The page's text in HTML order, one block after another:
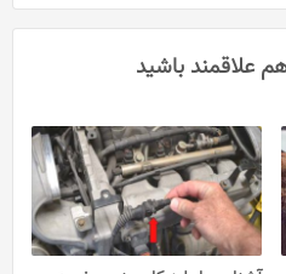
علاقمند باشید